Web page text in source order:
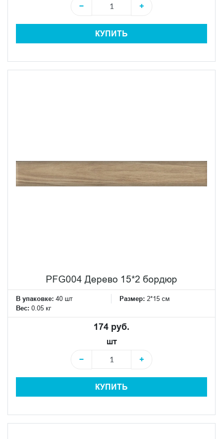
− +
КУПИТЬ
PFG004 Дерево 15*2 бордюр
В упаковке: 40 шт Размер: 2*15 см
Вес: 0.05 кг
174 руб.
шт
−
+
КУПИТЬ